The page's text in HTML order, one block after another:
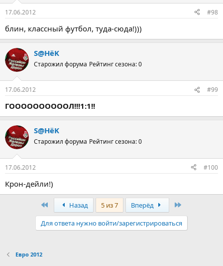
17.06.2012 #98
блин, классный футбол, туда-сюда!)))
S@HёK
Старожил форума Рейтинг сезона: 0
17.06.2012 #99
ГООООООООООЛ!!!1:1!!
S@HёK
Старожил форума Рейтинг сезона: 0
17.06.2012 #100
Крон-дейли!)
ПервыйНазад 5 из 7 Вперёд
Для ответа нужно войти/зарегистрироваться
Евро 2012